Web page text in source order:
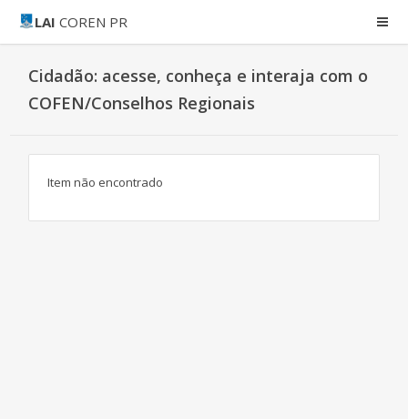
LAI COREN PR
Cidadão: acesse, conheça e interaja com o
COFEN/Conselhos Regionais
Item não encontrado